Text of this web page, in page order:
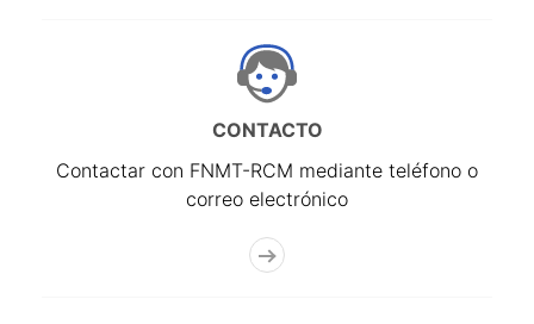
CONTACTO
Contactar con FNMT-RCM mediante teléfono o
correo electrónico